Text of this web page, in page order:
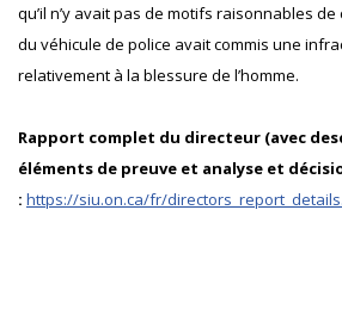
qu’il n’y avait pas de motifs raisonnables
du véhicule de police avait commis une
relativement à la blessure de l’homme.
Rapport complet du directeur (avec
éléments de preuve et analyse et
: https://siu.on.ca/fr/